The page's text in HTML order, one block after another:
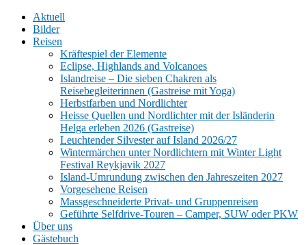
Aktuell
Bilder
Reisen
Kräftespiel der Elemente
Eclipse, Highlands and Volcanoes
Islandreise – Die sieben Chakren als
Reisebegleiterinnen (Gastreise mit Yoga)
Herbstfarben und Nordlichter
Heisse Quellen und Nordlichter mit der Isländerin
Helga erleben 2026 (Gastreise)
Leuchtender Silvester auf Island 2026/27
Wintermärchen unter Nordlichtern mit Winter Light
Festival Reykjavik 2027
Island-Umrundung zwischen den Jahreszeiten 2027
Vorgesehene Reisen
Massgeschneiderte Privat- und Gruppenreisen
Geführte Selfdrive-Touren – Camper, SUW oder PKW
Über uns
Gästebuch